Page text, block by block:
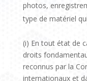
photos,
type de matériel
(i) En tout état de
droits
reconnus par la
internationaux et